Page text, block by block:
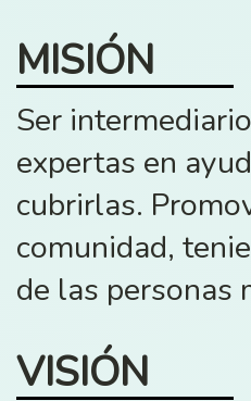
MISIÓN
Ser
expertas en
cubrirlas.
comunidad,
de las personas
VISIÓN